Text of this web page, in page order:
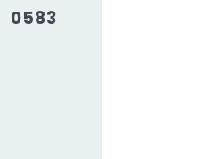
0583